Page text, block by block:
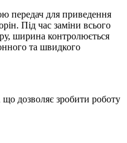
передач для приведення
Під час заміни всього
ширина контролюється
та швидкого
дозволяє зробити роботу